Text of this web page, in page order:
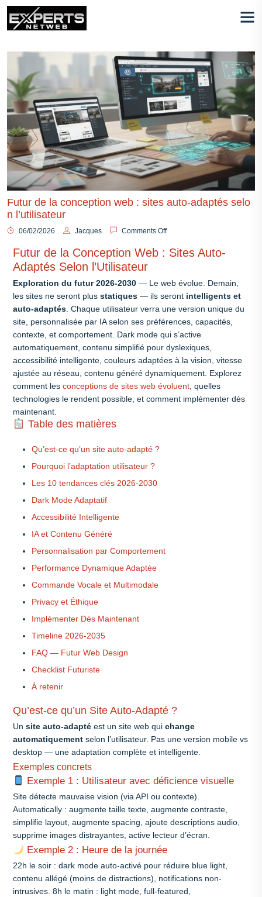
Futur de la conception web : sites auto-adaptés selo
n l’utilisateur
06/02/2026 Jacques Comments Off
Futur de la Conception Web : Sites Auto-
Adaptés Selon l’Utilisateur
Exploration du futur 2026-2030 — Le web évolue. Demain,
les sites ne seront plus statiques — ils seront intelligents et
auto-adaptés. Chaque utilisateur verra une version unique du
site, personnalisée par IA selon ses préférences, capacités,
contexte, et comportement. Dark mode qui s’active
automatiquement, contenu simplifié pour dyslexiques,
accessibilité intelligente, couleurs adaptées à la vision, vitesse
ajustée au réseau, contenu généré dynamiquement. Explorez
comment les conceptions de sites web évoluent, quelles
technologies le rendent possible, et comment implémenter dès
maintenant.
Table des matières
Qu’est-ce qu’un site auto-adapté ?
Pourquoi l’adaptation utilisateur ?
Les 10 tendances clés 2026-2030
Dark Mode Adaptatif
Accessibilité Intelligente
IA et Contenu Généré
Personnalisation par Comportement
Performance Dynamique Adaptée
Commande Vocale et Multimodale
Privacy et Éthique
Implémenter Dès Maintenant
Timeline 2026-2035
FAQ — Futur Web Design
Checklist Futuriste
À retenir
Qu’est-ce qu’un Site Auto-Adapté ?
Un site auto-adapté est un site web qui change
automatiquement selon l’utilisateur. Pas une version mobile vs
desktop — une adaptation complète et intelligente.
Exemples concrets
Exemple 1 : Utilisateur avec déficience visuelle
Site détecte mauvaise vision (via API ou contexte).
Automatically : augmente taille texte, augmente contraste,
simplifie layout, augmente spacing, ajoute descriptions audio,
supprime images distrayantes, active lecteur d’écran.
Exemple 2 : Heure de la journée
22h le soir : dark mode auto-activé pour réduire blue light,
contenu allégé (moins de distractions), notifications non-
intrusives. 8h le matin : light mode, full-featured,